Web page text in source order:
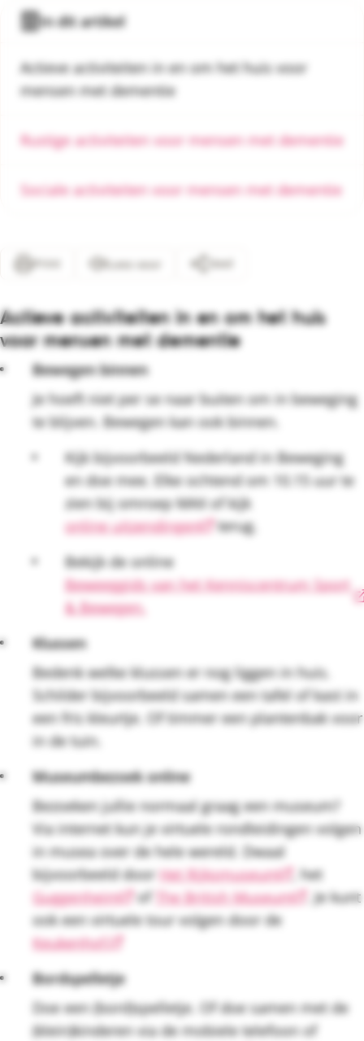
In dit artikel
Actieve activiteiten in en om het huis voor
mensen met dementie
Rustige activiteiten voor mensen met dementie
Sociale activiteiten voor mensen met dementie
Print Lees voor Deel
Actieve activiteiten in en om het huis
voor mensen met dementie
Bewegen binnen
Je hoeft niet per se naar buiten om in beweging
te blijven. Bewegen kan ook binnen.
Kijk bijvoorbeeld Nederland in Beweging
en doe mee. Elke ochtend om 10.15 uur te
zien bij omroep MAX of kijk
online uitzendingen
terug.
Bekijk de online
Beweeggids van het Kenniscentrum Sport
& Bewegen.
Klussen
Bedenk welke klussen er nog liggen in huis.
Schilder bijvoorbeeld samen een tafel of kast in
een fris kleurtje. Of timmer een plantenbak voor
in de tuin.
Museumbezoek online
Bezoeken jullie normaal graag een museum?
Via internet kun je virtuele rondleidingen volgen
in musea over de hele wereld. Dwaal
bijvoorbeeld door Het Rijksmuseum
, het
Guggenheim
of The British Museum
. Je kunt
ook een virtuele tour volgen door de
Keukenhof.
Bordspelletje
Doe een (bord)spelletje. Of doe samen met de
(klein)kinderen via de mobiele telefoon of